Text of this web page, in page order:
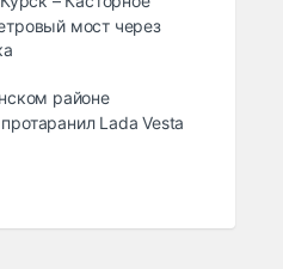
мост через
районе
Lada Vesta